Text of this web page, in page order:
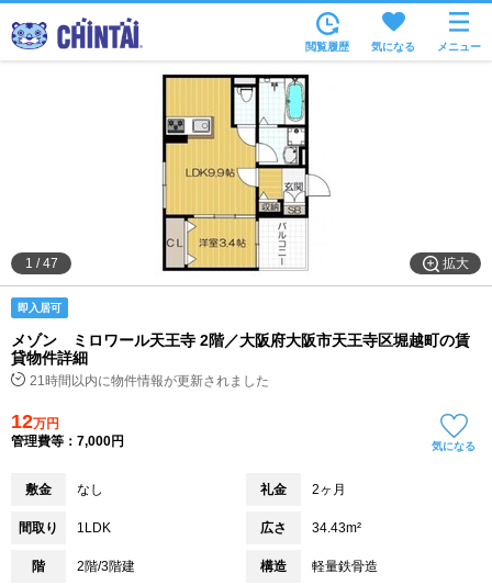
沿線・駅から
住所から
家賃相場から
通勤通学時間から
物件特集から
不動産会社から
閲覧履歴 気になる メニュー
拡大
1 /47
即入居可
メゾン ミロワール天王寺 2階／大阪府大阪市天王寺区堀越町の賃
貸物件詳細
21時間以内に物件情報が更新されました
12万円
管理費等：7,000円
気になる
敷金 なし 礼金 2ヶ月
間取り 1LDK 広さ 34.43m²
階 2階/3階建 構造 軽量鉄骨造